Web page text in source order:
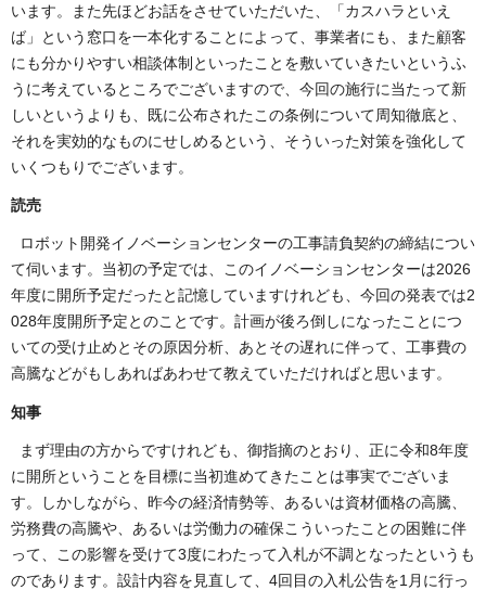
います。また先ほどお話をさせていただいた、「カスハラといえ
ば」という窓口を一本化することによって、事業者にも、また顧客
にも分かりやすい相談体制といったことを敷いていきたいというふ
うに考えているところでございますので、今回の施行に当たって新
しいというよりも、既に公布されたこの条例について周知徹底と、
それを実効的なものにせしめるという、そういった対策を強化して
いくつもりでございます。
読売
ロボット開発イノベーションセンターの工事請負契約の締結につい
て伺います。当初の予定では、このイノベーションセンターは2026
年度に開所予定だったと記憶していますけれども、今回の発表では2
028年度開所予定とのことです。計画が後ろ倒しになったことにつ
いての受け止めとその原因分析、あとその遅れに伴って、工事費の
高騰などがもしあればあわせて教えていただければと思います。
知事
まず理由の方からですけれども、御指摘のとおり、正に令和8年度
に開所ということを目標に当初進めてきたことは事実でございま
す。しかしながら、昨今の経済情勢等、あるいは資材価格の高騰、
労務費の高騰や、あるいは労働力の確保こういったことの困難に伴
って、この影響を受けて3度にわたって入札が不調となったというも
のであります。設計内容を見直して、4回目の入札公告を1月に行っ